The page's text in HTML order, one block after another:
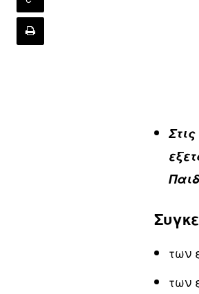
των
των